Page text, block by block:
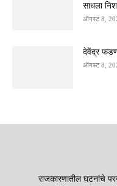
साधला
ऑगस्ट 8,
देवेंद्र
ऑगस्ट 8,
राजकारणातील घटनांचे